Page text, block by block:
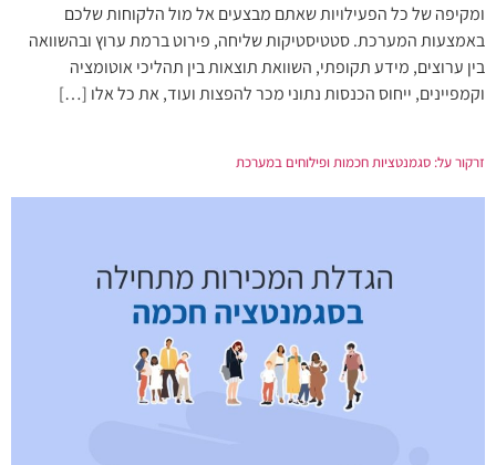
ומקיפה של כל הפעילויות שאתם מבצעים אל מול הלקוחות שלכם
באמצעות המערכת. סטטיסטיקות שליחה, פירוט ברמת ערוץ ובהשוואה
בין ערוצים, מידע תקופתי, השוואת תוצאות בין תהליכי אוטומציה
וקמפיינים, ייחוס הכנסות נתוני מכר להפצות ועוד, את כל אלו […]
זרקור על: סגמנטציות חכמות ופילוחים במערכת